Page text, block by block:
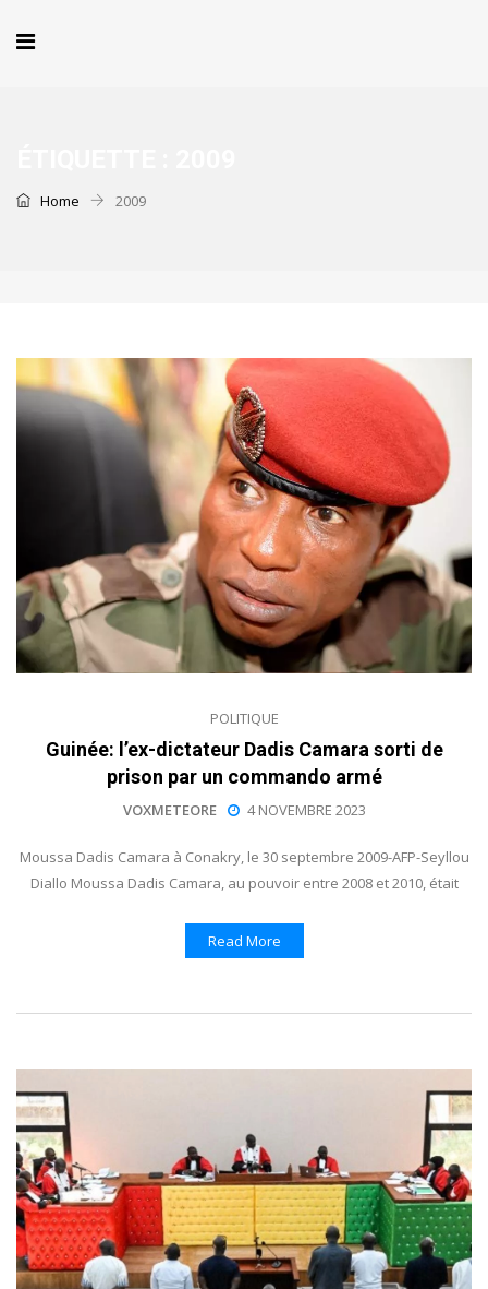
Home 2009
POLITIQUE
Guinée: l’ex-dictateur Dadis Camara sorti de
prison par un commando armé
VOXMETEORE 4 NOVEMBRE 2023
Moussa Dadis Camara à Conakry, le 30 septembre 2009-AFP-Seyllou
Diallo Moussa Dadis Camara, au pouvoir entre 2008 et 2010, était
Read More